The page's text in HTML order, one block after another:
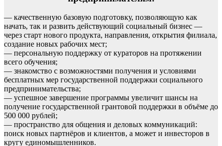
— качественную базовую подготовку, позволяющую как
начать, так и развить действующий социальный бизнес —
через старт нового продукта, направления, открытия филиала,
создание новых рабочих мест;
— персональную поддержку от кураторов на протяжении
всего обучения;
— знакомство с возможностями получения и условиями
бесплатных мер государственной поддержки социального
предпринимательства;
— успешное завершение программы увеличит шансы на
получение государственной грантовой поддержки в объёме до
500 000 рублей;
— пространство для общения и деловых коммуникаций:
поиск новых партнёров и клиентов, а может и инвесторов в
кругу единомышленников.